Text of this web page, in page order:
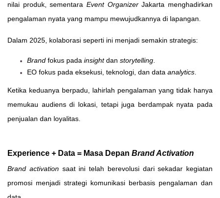
nilai produk, sementara Event OrganizerJakarta menghadirkan
pengalaman nyata yang mampu mewujudkannya di lapangan.
Dalam 2025, kolaborasi seperti ini menjadi semakin strategis:
Brand fokus pada insightdan storytelling
EO fokus pada eksekusi, teknologi, dan data analytics
Ketika keduanya berpadu, lahirlah pengalaman yang tidak hanya
memukau audiens di lokasi, tetapi juga berdampak nyata pada
penjualan dan loyalitas.
Experience + Data = Masa Depan Brand Activation
Brand activationsaat ini telah berevolusi dari sekadar kegiatan
promosi menjadi strategi komunikasi berbasis pengalaman dan